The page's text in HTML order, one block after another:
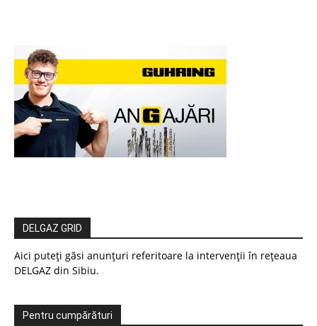
DELGAZ GRID
Aici puteți găsi anunțuri referitoare la intervenții în rețeaua
DELGAZ din Sibiu.
Pentru cumpărături